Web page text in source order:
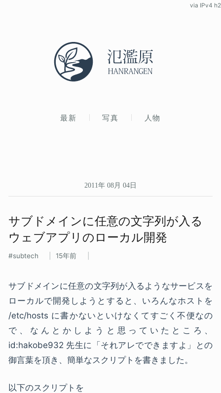
最新 写真 人物
via IPv4 h2
2011年 08月 04日
サブドメインに​任意の​文字列が​入る​
ウェブアプリの​ローカル開発
subtech 15年前
サブドメインに任意の文字列が入るようなサービスを
ローカルで開発しようとすると、いろんなホストを
/etc/hosts に書かないといけなくてすごく不便なの
で、なんとかしようと思っていたところ、
id:hakobe932 先生に「それアレでできますよ」との
御言葉を頂き、簡単なスクリプトを書きました。
以下のスクリプトを